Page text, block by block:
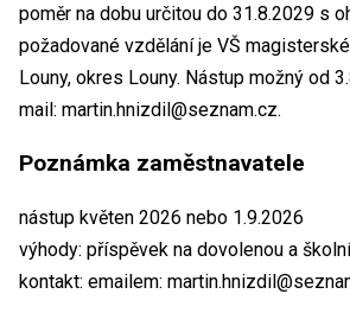
poměr na dobu určitou do 31.8.2029 s
požadované vzdělání je VŠ
Louny, okres Louny. Nástup možný od
mail: martin.hnizdil@seznam.cz.
Poznámka zaměstnavatele
nástup květen 2026 nebo 1.9.2026
výhody: příspěvek na dovolenou a
kontakt: emailem: